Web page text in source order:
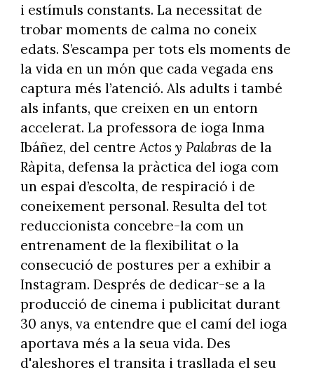
i estímuls constants. La necessitat de
trobar moments de calma no coneix
edats. S’escampa per tots els moments de
la vida en un món que cada vegada ens
captura més l’atenció. Als adults i també
als infants, que creixen en un entorn
accelerat. La professora de ioga Inma
Ibáñez, del centreActos y Palabrasde la
Ràpita, defensa la pràctica del ioga com
un espai d’escolta, de respiració i de
coneixement personal. Resulta del tot
reduccionista concebre-la com un
entrenament de la flexibilitat o la
consecució de postures per a exhibir a
Instagram. Després de dedicar-se a la
producció de cinema i publicitat durant
30 anys, va entendre que el camí del ioga
aportava més a la seua vida. Des
d'aleshores el transita i trasllada el seu